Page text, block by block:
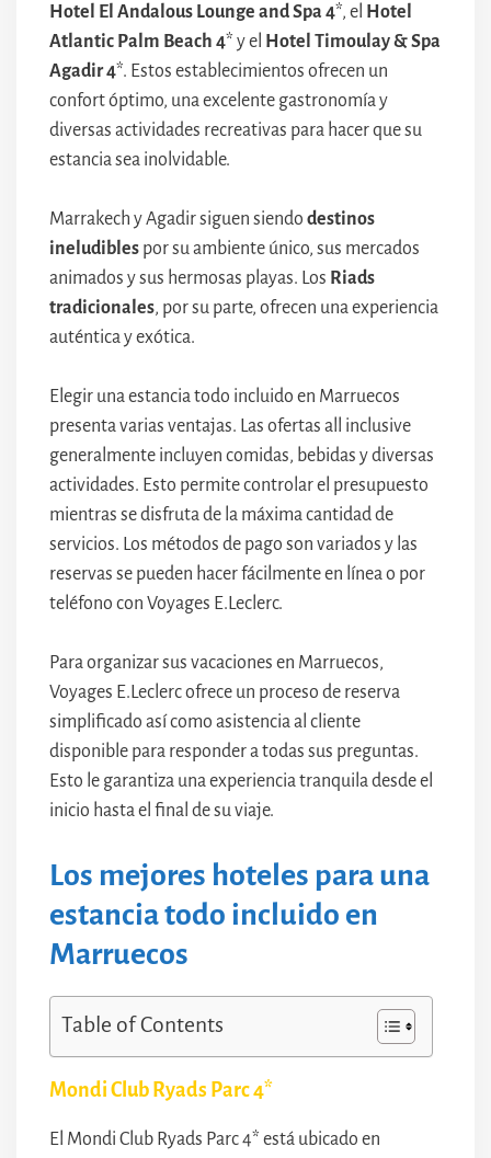
Hotel El Andalous Lounge and Spa 4*, el Hotel
Atlantic Palm Beach 4* y el Hotel Timoulay & Spa
Agadir 4*. Estos establecimientos ofrecen un
confort óptimo, una excelente gastronomía y
diversas actividades recreativas para hacer que su
estancia sea inolvidable.
Marrakech y Agadir siguen siendo destinos
ineludibles por su ambiente único, sus mercados
animados y sus hermosas playas. Los Riads
tradicionales, por su parte, ofrecen una experiencia
auténtica y exótica.
Elegir una estancia todo incluido en Marruecos
presenta varias ventajas. Las ofertas all inclusive
generalmente incluyen comidas, bebidas y diversas
actividades. Esto permite controlar el presupuesto
mientras se disfruta de la máxima cantidad de
servicios. Los métodos de pago son variados y las
reservas se pueden hacer fácilmente en línea o por
teléfono con Voyages E.Leclerc.
Para organizar sus vacaciones en Marruecos,
Voyages E.Leclerc ofrece un proceso de reserva
simplificado así como asistencia al cliente
disponible para responder a todas sus preguntas.
Esto le garantiza una experiencia tranquila desde el
inicio hasta el final de su viaje.
Los mejores hoteles para una
estancia todo incluido en
Marruecos
Table of Contents
Mondi Club Ryads Parc 4*
El Mondi Club Ryads Parc 4* está ubicado en